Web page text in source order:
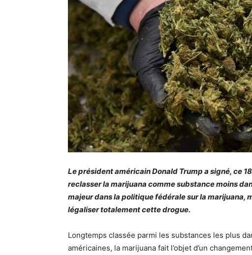
Le président américain Donald Trump a signé, ce
reclasser la marijuana comme substance moins
majeur dans la politique fédérale sur la marijuana,
légaliser totalement cette drogue.
Longtemps classée parmi les substances les plus
américaines, la marijuana fait l’objet d’un